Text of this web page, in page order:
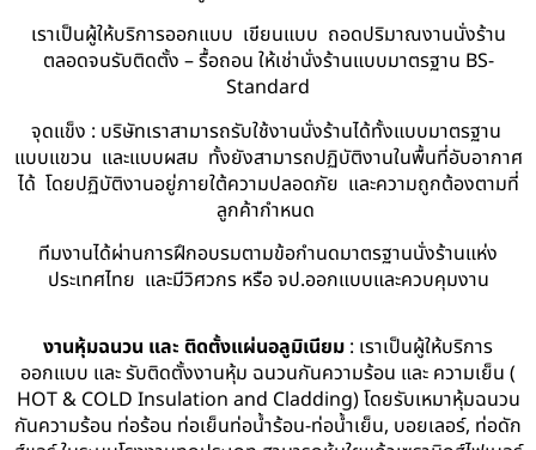
เราเป็นผู้ให้บริการออกแบบ เขียนแบบ ถอดปริมาณงานนั่งร้าน
ตลอดจนรับติดตั้ง – รื้อถอน ให้เช่านั่งร้านแบบมาตรฐาน BS-
Standard
จุดแข็ง : บริษัทเราสามารถรับใช้งานนั่งร้านได้ทั้งแบบมาตรฐาน
แบบแขวน และแบบผสม ทั้งยังสามารถปฏิบัติงานในพื้นที่อับอากาศ
ได้ โดยปฏิบัติงานอยู่ภายใต้ความปลอดภัย และความถูกต้องตามที่
ลูกค้ากำหนด
ทีมงานได้ผ่านการฝึกอบรมตามข้อกำนดมาตรฐานนั่งร้านแห่ง
ประเทศไทย และมีวิศวกร หรือ จป.ออกแบบและควบคุมงาน
งานหุ้มฉนวน และ ติดตั้งแผ่นอลูมิเนียม : เราเป็นผู้ให้บริการ
ออกแบบ และ รับติดตั้งงานหุ้ม ฉนวนกันความร้อน และ ความเย็น (
HOT & COLD Insulation and Cladding) โดยรับเหมาหุ้มฉนวน
กันความร้อน ท่อร้อน ท่อเย็นท่อน้ำร้อน-ท่อน้ำเย็น, บอยเลอร์, ท่อดัก